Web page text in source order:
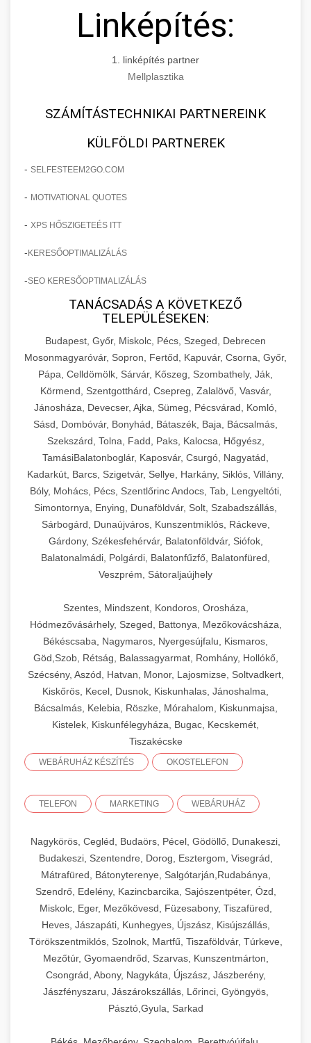
Linképítés:
1. linképítés partner
Mellplasztika
SZÁMÍTÁSTECHNIKAI PARTNEREINK
KÜLFÖLDI PARTNEREK
- SELFESTEEM2GO.COM
- MOTIVATIONAL QUOTES
- XPS HŐSZIGETEÉS ITT
-KERESŐOPTIMALIZÁLÁS
-SEO KERESŐOPTIMALIZÁLÁS
TANÁCSADÁS A KÖVETKEZŐ
TELEPÜLÉSEKEN:
Budapest, Győr, Miskolc, Pécs, Szeged, Debrecen
Mosonmagyaróvár, Sopron, Fertőd, Kapuvár, Csorna, Győr,
Pápa, Celldömölk, Sárvár, Kőszeg, Szombathely, Ják,
Körmend, Szentgotthárd, Csepreg, Zalalövő, Vasvár,
Jánosháza, Devecser, Ajka, Sümeg, Pécsvárad, Komló,
Sásd, Dombóvár, Bonyhád, Bátaszék, Baja, Bácsalmás,
Szekszárd, Tolna, Fadd, Paks, Kalocsa, Hőgyész,
TamásiBalatonboglár, Kaposvár, Csurgó, Nagyatád,
Kadarkút, Barcs, Szigetvár, Sellye, Harkány, Siklós, Villány,
Bóly, Mohács, Pécs, Szentlőrinc Andocs, Tab, Lengyeltóti,
Simontornya, Enying, Dunaföldvár, Solt, Szabadszállás,
Sárbogárd, Dunaújváros, Kunszentmiklós, Ráckeve,
Gárdony, Székesfehérvár, Balatonföldvár, Siófok,
Balatonalmádi, Polgárdi, Balatonfűzfő, Balatonfüred,
Veszprém, Sátoraljaújhely
Szentes, Mindszent, Kondoros, Orosháza,
Hódmezővásárhely, Szeged, Battonya, Mezőkovácsháza,
Békéscsaba, Nagymaros, Nyergesújfalu, Kismaros,
Göd,Szob, Rétság, Balassagyarmat, Romhány, Hollókő,
Szécsény, Aszód, Hatvan, Monor, Lajosmizse, Soltvadkert,
Kiskőrös, Kecel, Dusnok, Kiskunhalas, Jánoshalma,
Bácsalmás, Kelebia, Röszke, Mórahalom, Kiskunmajsa,
Kistelek, Kiskunfélegyháza, Bugac, Kecskemét,
Tiszakécske
WEBÁRUHÁZ KÉSZÍTÉS OKOSTELEFON
TELEFON MARKETING WEBÁRUHÁZ
Nagykörös, Cegléd, Budaörs, Pécel, Gödöllő, Dunakeszi,
Budakeszi, Szentendre, Dorog, Esztergom, Visegrád,
Mátrafüred, Bátonyterenye, Salgótarján,Rudabánya,
Szendrő, Edelény, Kazincbarcika, Sajószentpéter, Ózd,
Miskolc, Eger, Mezőkövesd, Füzesabony, Tiszafüred,
Heves, Jászapáti, Kunhegyes, Újszász, Kisújszállás,
Törökszentmiklós, Szolnok, Martfű, Tiszaföldvár, Túrkeve,
Mezőtúr, Gyomaendrőd, Szarvas, Kunszentmárton,
Csongrád, Abony, Nagykáta, Újszász, Jászberény,
Jászfényszaru, Jászárokszállás, Lőrinci, Gyöngyös,
Pásztó,Gyula, Sarkad